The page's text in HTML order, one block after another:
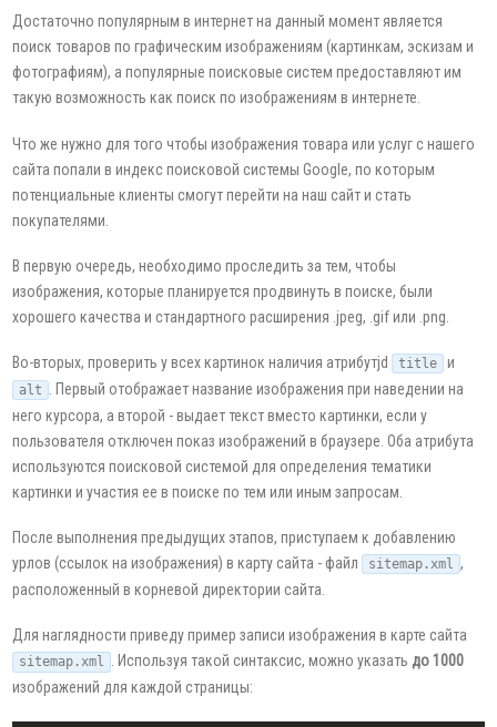
Достаточно популярным в интернет на данный момент является
поиск товаров по графическим изображениям (картинкам, эскизам и
фотографиям), а популярные поисковые систем предоставляют им
такую возможность как поиск по изображениям в интернете.
Что же нужно для того чтобы изображения товара или услуг с нашего
сайта попали в индекс поисковой системы Google, по которым
потенциальные клиенты смогут перейти на наш сайт и стать
покупателями.
В первую очередь, необходимо проследить за тем, чтобы
изображения, которые планируется продвинуть в поиске, были
хорошего качества и стандартного расширения .jpeg, .gif или .png.
Во-вторых, проверить у всех картинок наличия атрибутjd title и
alt
. Первый отображает название изображения при наведении на
него курсора, а второй - выдает текст вместо картинки, если у
пользователя отключен показ изображений в браузере. Оба атрибута
используются поисковой системой для определения тематики
картинки и участия ее в поиске по тем или иным запросам.
После выполнения предыдущих этапов, приступаем к добавлению
урлов (ссылок на изображения) в карту сайта - файл
sitemap.xml ,
расположенный в корневой директории сайта.
Для наглядности приведу пример записи изображения в карте сайта
sitemap.xml . Используя такой синтаксис, можно указать до 1000
изображений для каждой страницы: